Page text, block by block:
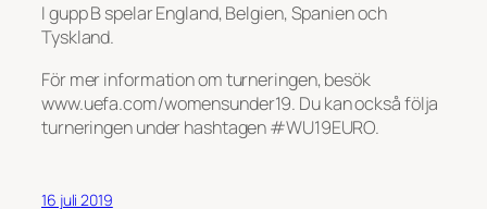
I gupp B spelar England, Belgien, Spanien och
Tyskland.
För mer information om turneringen, besök
www.uefa.com/womensunder19. Du kan också följa
turneringen under hashtagen #WU19EURO.
16 juli 2019